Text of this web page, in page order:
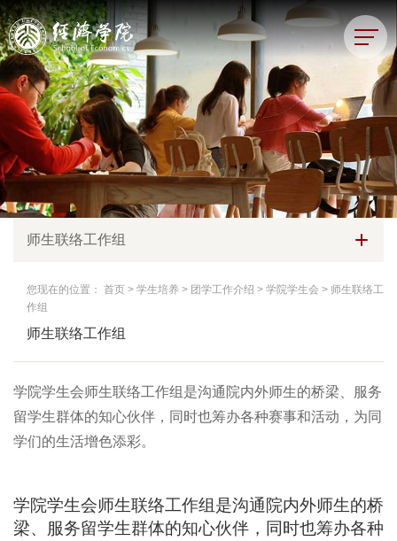
师生联络工作组
您现在的位置： 首页 > 学生培养 > 团学工作介绍 > 学院学生会 > 师生联络工
作组
师生联络工作组
学院学生会师生联络工作组是沟通院内外师生的桥梁、服务
留学生群体的知心伙伴，同时也筹办各种赛事和活动，为同
学们的生活增色添彩。
学院学生会师生联络工作组是沟通院内外师生的桥
梁、服务留学生群体的知心伙伴，同时也筹办各种